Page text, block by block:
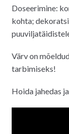
Doseerimine:
kohta;
Värv on
tarbimiseks!
Hoida jahedas